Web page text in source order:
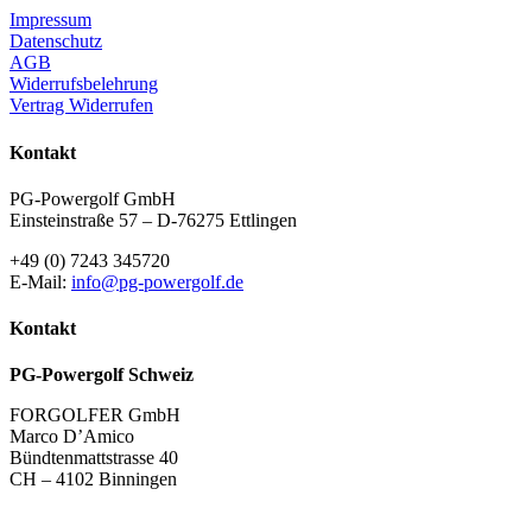
Impressum
Datenschutz
AGB
Widerrufsbelehrung
Vertrag Widerrufen
Kontakt
PG-Powergolf GmbH
Einsteinstraße 57 – D-76275 Ettlingen
+49 (0) 7243 345720
E-Mail: info@pg-powergolf.de
Kontakt
PG-Powergolf Schweiz
FORGOLFER GmbH
Marco D’Amico
Bündtenmattstrasse 40
CH – 4102 Binningen